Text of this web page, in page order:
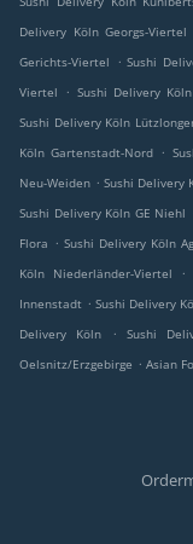
Delivery Köln Georgs-Viertel
Gerichts-Viertel
. Sushi
Viertel
. Sushi Delivery
Sushi Delivery Köln
Köln Gartenstadt-Nord .
Neu-Weiden . Sushi Delivery
Sushi Delivery Köln GE Niehl
Flora . Sushi Delivery Köln
Köln Niederländer-Viertel
.
Innenstadt . Sushi Delivery
Delivery Köln
. Sushi
Oelsnitz/Erzgebirge . Asian